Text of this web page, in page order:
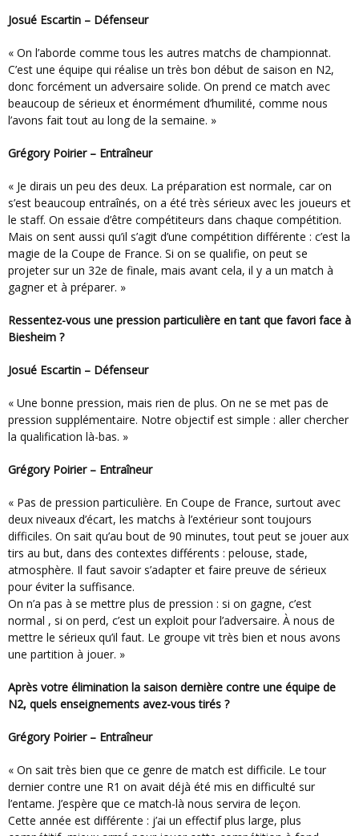
Josué Escartin – Défenseur
« On l’aborde comme tous les autres matchs de championnat.
C’est une équipe qui réalise un très bon début de saison en N2,
donc forcément un adversaire solide. On prend ce match avec
beaucoup de sérieux et énormément d’humilité, comme nous
l’avons fait tout au long de la semaine. »
Grégory Poirier – Entraîneur
« Je dirais un peu des deux. La préparation est normale, car on
s’est beaucoup entraînés, on a été très sérieux avec les joueurs et
le staff. On essaie d’être compétiteurs dans chaque compétition.
Mais on sent aussi qu’il s’agit d’une compétition différente : c’est la
magie de la Coupe de France. Si on se qualifie, on peut se
projeter sur un 32e de finale, mais avant cela, il y a un match à
gagner et à préparer. »
Ressentez-vous une pression particulière en tant que favori face à
Biesheim ?
Josué Escartin – Défenseur
« Une bonne pression, mais rien de plus. On ne se met pas de
pression supplémentaire. Notre objectif est simple : aller chercher
la qualification là-bas. »
Grégory Poirier – Entraîneur
« Pas de pression particulière. En Coupe de France, surtout avec
deux niveaux d’écart, les matchs à l’extérieur sont toujours
difficiles. On sait qu’au bout de 90 minutes, tout peut se jouer aux
tirs au but, dans des contextes différents : pelouse, stade,
atmosphère. Il faut savoir s’adapter et faire preuve de sérieux
pour éviter la suffisance.
On n’a pas à se mettre plus de pression : si on gagne, c’est
normal , si on perd, c’est un exploit pour l’adversaire. À nous de
mettre le sérieux qu’il faut. Le groupe vit très bien et nous avons
une partition à jouer. »
Après votre élimination la saison dernière contre une équipe de
N2, quels enseignements avez-vous tirés ?
Grégory Poirier – Entraîneur
« On sait très bien que ce genre de match est difficile. Le tour
dernier contre une R1 on avait déjà été mis en difficulté sur
l’entame. J’espère que ce match-là nous servira de leçon.
Cette année est différente : j’ai un effectif plus large, plus